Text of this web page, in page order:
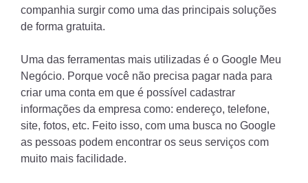
companhia surgir como uma das principais soluções
de forma gratuita.
Uma das ferramentas mais utilizadas é o Google Meu
Negócio. Porque você não precisa pagar nada para
criar uma conta em que é possível cadastrar
informações da empresa como: endereço, telefone,
site, fotos, etc. Feito isso, com uma busca no Google
as pessoas podem encontrar os seus serviços com
muito mais facilidade.